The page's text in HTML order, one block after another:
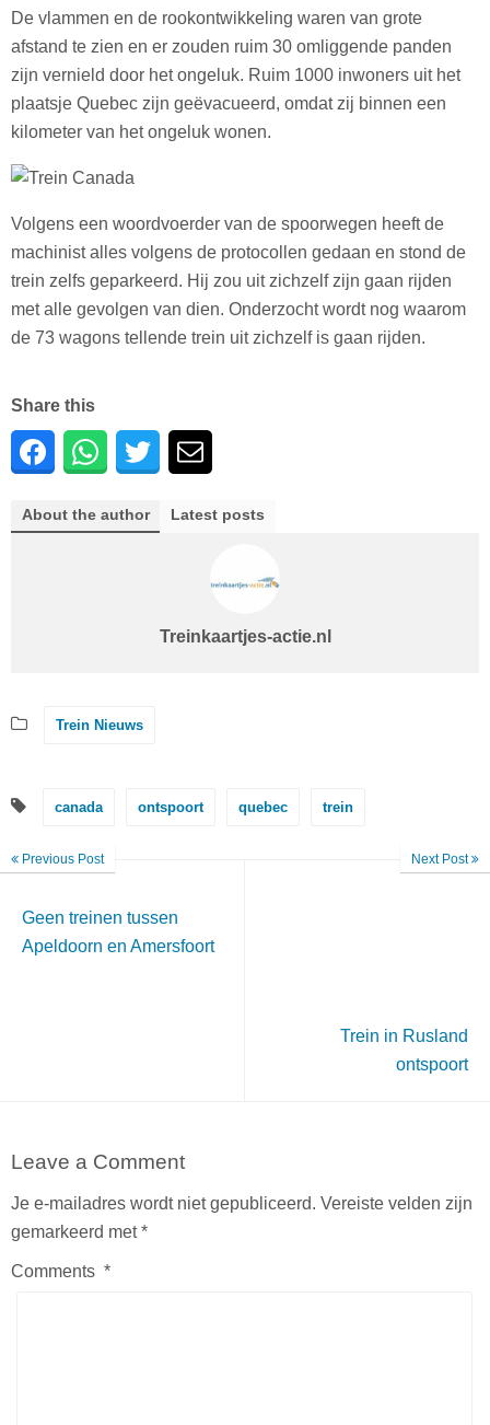
De vlammen en de rookontwikkeling waren van grote
afstand te zien en er zouden ruim 30 omliggende panden
zijn vernield door het ongeluk. Ruim 1000 inwoners uit het
plaatsje Quebec zijn geëvacueerd, omdat zij binnen een
kilometer van het ongeluk wonen.
Volgens een woordvoerder van de spoorwegen heeft de
machinist alles volgens de protocollen gedaan en stond de
trein zelfs geparkeerd. Hij zou uit zichzelf zijn gaan rijden
met alle gevolgen van dien. Onderzocht wordt nog waarom
de 73 wagons tellende trein uit zichzelf is gaan rijden.
Share this
About the author Latest posts
Treinkaartjes-actie.nl
Trein Nieuws
canada ontspoort quebec trein
Previous Post
Geen treinen tussen
Apeldoorn en Amersfoort
Next Post
Trein in Rusland
ontspoort
Leave a Comment
Je e-mailadres wordt niet gepubliceerd. Vereiste velden zijn
gemarkeerd met*
Comments *